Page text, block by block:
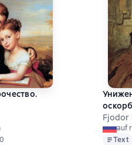
рейтинг 4,6 на основе 10 оценок
Fjodor
auf
Text